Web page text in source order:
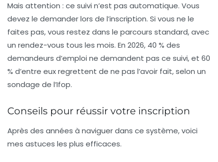
Mais attention : ce suivi n’est pas automatique. Vous
devez le demander lors de l’inscription. Si vous ne le
faites pas, vous restez dans le parcours standard, avec
un rendez-vous tous les mois. En 2026, 40 % des
demandeurs d’emploi ne demandent pas ce suivi, et 60
% d’entre eux regrettent de ne pas l’avoir fait, selon un
sondage de l’Ifop.
Conseils pour réussir votre inscription
Après des années à naviguer dans ce système, voici
mes astuces les plus efficaces.